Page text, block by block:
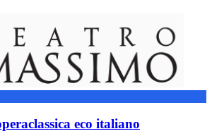
eco italiano